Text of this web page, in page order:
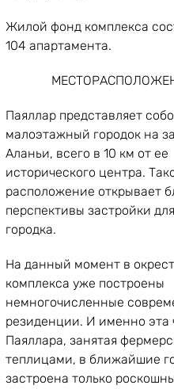
Жилой фонд комплекса
104 апартамента.
Паяллар представляет
малоэтажный городок на
Аланьи, всего в 10 км от ее
исторического центра.
расположение открывает
перспективы застройки
городка.
На данный момент в
комплекса уже построены
немногочисленные
резиденции. И именно эта
Паяллара, занятая
теплицами, в ближайшие
застроена только